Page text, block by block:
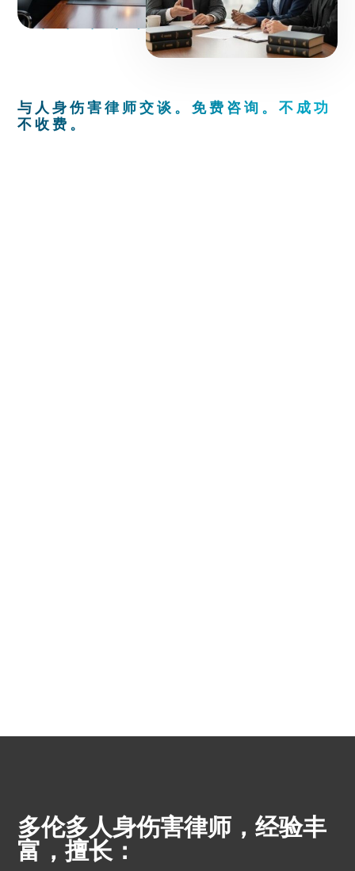
与人身伤害律师交谈。免费咨询。不成功
不收费。
多伦多人身伤害律师，经验丰
富，擅长：